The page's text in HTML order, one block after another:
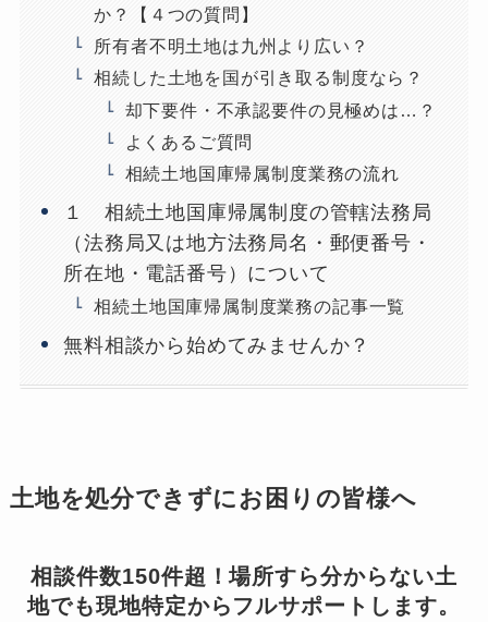
か？【４つの質問】
所有者不明土地は九州より広い？
相続した土地を国が引き取る制度なら？
却下要件・不承認要件の見極めは…？
よくあるご質問
相続土地国庫帰属制度業務の流れ
１ 相続土地国庫帰属制度の管轄法務局
（法務局又は地方法務局名・郵便番号・
所在地・電話番号）について
相続土地国庫帰属制度業務の記事一覧
無料相談から始めてみませんか？
土地を処分できずにお困りの皆様へ
相談件数150件超！場所すら分からない土
地でも現地特定からフルサポートします。